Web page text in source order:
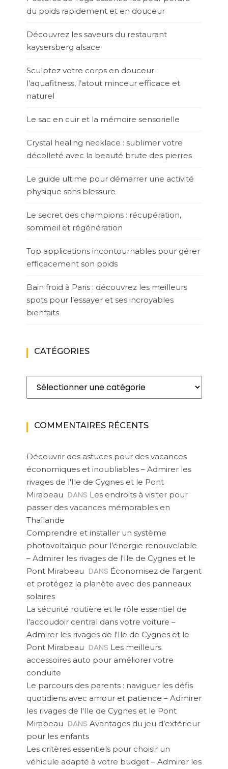
du poids rapidement et en douceur
Découvrez les saveurs du restaurant
kaysersberg alsace
Sculptez votre corps en douceur :
l’aquafitness, l’atout minceur efficace et
naturel
Le sac en cuir et la mémoire sensorielle
Crystal healing necklace : sublimer votre
décolleté avec la beauté brute des pierres
Le guide ultime pour démarrer une activité
physique sans blessure
Le secret des champions : récupération,
sommeil et régénération
Top applications incontournables pour gérer
efficacement son poids
Bain froid à Paris : découvrez les meilleurs
spots pour l’essayer et ses incroyables
bienfaits
CATÉGORIES
Catégories
COMMENTAIRES RÉCENTS
Découvrir des astuces pour des vacances
économiques et inoubliables – Admirer les
rivages de l'Ile de Cygnes et le Pont
Mirabeau DANS Les endroits à visiter pour
passer des vacances mémorables en
Thaïlande
Comprendre et installer un système
photovoltaïque pour l’énergie renouvelable
– Admirer les rivages de l'Ile de Cygnes et le
Pont Mirabeau DANS Économisez de l’argent
et protégez la planète avec des panneaux
solaires
La sécurité routière et le rôle essentiel de
l’accoudoir central dans votre voiture –
Admirer les rivages de l'Ile de Cygnes et le
Pont Mirabeau DANS Les meilleurs
accessoires auto pour améliorer votre
conduite
Le parcours des parents : naviguer les défis
quotidiens avec amour et patience – Admirer
les rivages de l'Ile de Cygnes et le Pont
Mirabeau DANS Avantages du jeu d’extérieur
pour les enfants
Les critères essentiels pour choisir un
véhicule adapté à votre budget – Admirer les